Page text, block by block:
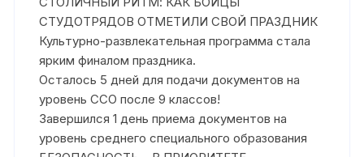
СТУДОТРЯДОВ ОТМЕТИЛИ СВОЙ ПРАЗДНИК
Культурно-развлекательная программа стала
ярким финалом праздника.
Осталось 5 дней для подачи документов на
уровень ССО после 9 классов!
Завершился 1 день приема документов на
уровень среднего специального образования